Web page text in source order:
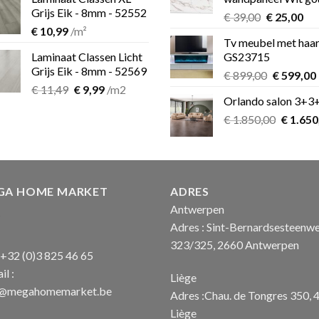
Grijs Eik - 8mm - 52552
€ 10,99 /m²
Laminaat Classen Licht
Grijs Eik - 8mm - 52569
€11,49 Oorspronkelijke
€9,99Huidige
/m2
€39,00
was:
€ 39,00.
€25,00
is:
Tv meubel met
GS23715
€899,00
was:
€ 899,00.
€599,00
Orlando salon
€1.850,00
€
€
HOME MARKET
(0)3 825 46 65
:
ADRES
Antwerpen
Adres : Sint-
323/325, 2660 Antwerpen
Liège
Adres :Chau. de Tongres 350,
Liège